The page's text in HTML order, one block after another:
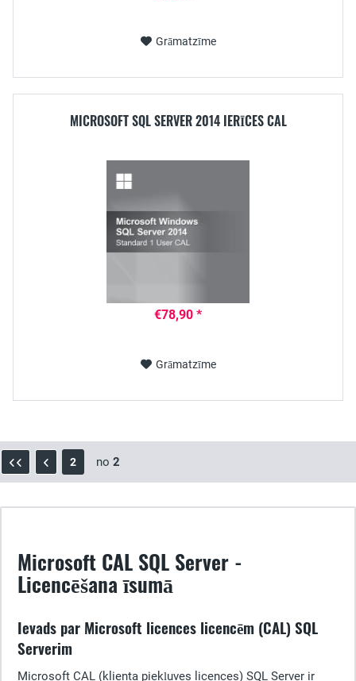
Grāmatzīme
MICROSOFT SQL SERVER 2014 IERĪCES CAL
€78,90 *
Grāmatzīme
2 no 2
Microsoft CAL SQL Server -
Licencēšana īsumā
Ievads par Microsoft licences licencēm (CAL) SQL
Serverim
Microsoft CAL (klienta piekļuves licences) SQL Server ir